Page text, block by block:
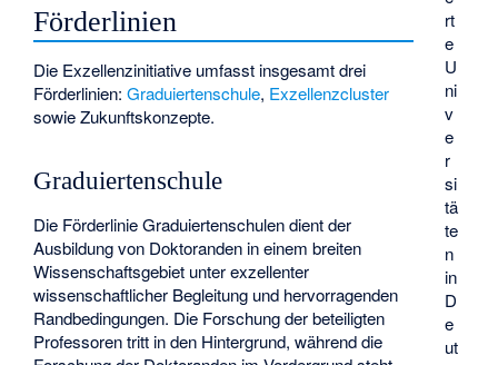
rt
e
U
ni
v
e
r
si
tä
te
n
in
D
e
ut
Förderlinien
Die Exzellenzinitiative umfasst insgesamt drei
Förderlinien:Graduiertenschule, Exzellenzcluster
sowie Zukunftskonzepte.
Graduiertenschule
Die Förderlinie Graduiertenschulen dient der
Ausbildung von Doktoranden in einem breiten
Wissenschaftsgebiet unter exzellenter
wissenschaftlicher Begleitung und hervorragenden
Randbedingungen. Die Forschung der beteiligten
Professoren tritt in den Hintergrund, während die